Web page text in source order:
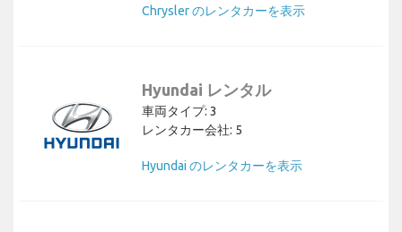
Chrysler のレンタカーを表示
Hyundai レンタル
車両タイプ: 3
レンタカー会社: 5
Hyundai のレンタカーを表示